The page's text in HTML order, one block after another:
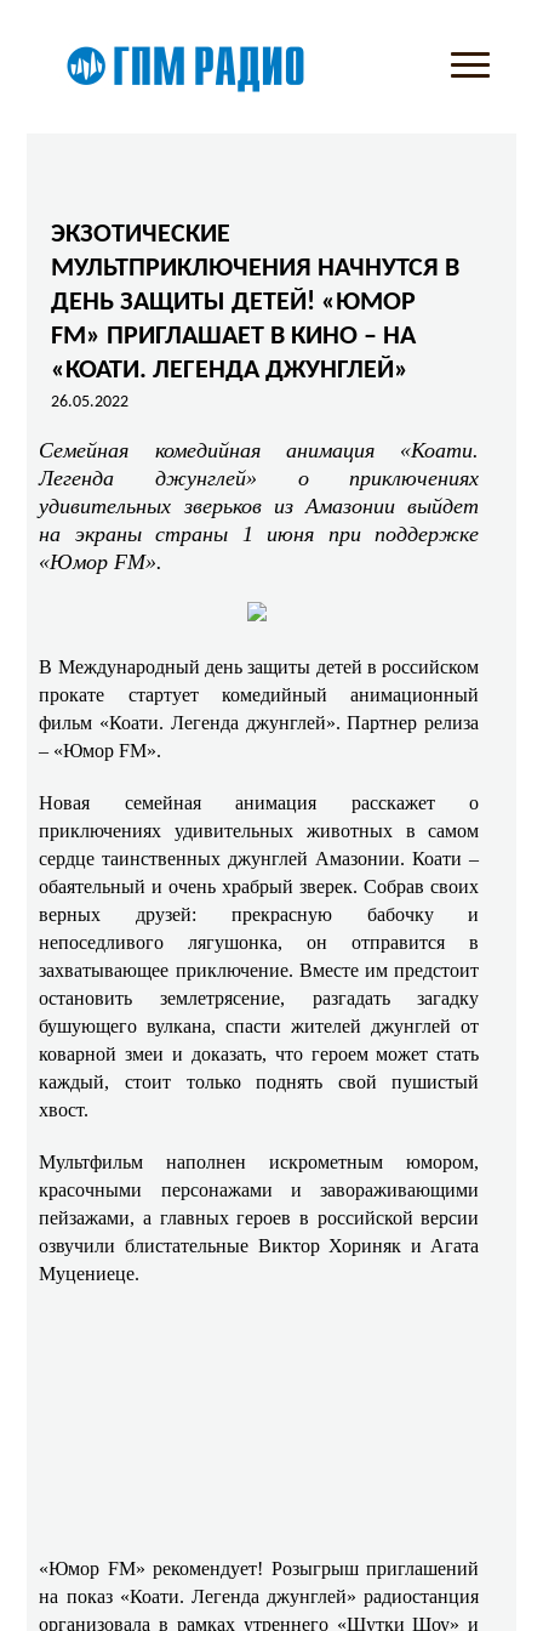
ЭКЗОТИЧЕСКИЕ
МУЛЬТПРИКЛЮЧЕНИЯ НАЧНУТСЯ В
ДЕНЬ ЗАЩИТЫ ДЕТЕЙ! «ЮМОР
FM» ПРИГЛАШАЕТ В КИНО – НА
«КОАТИ. ЛЕГЕНДА ДЖУНГЛЕЙ»
26.05.2022
Семейная комедийная анимация «Коати.
Легенда джунглей» о приключениях
удивительных зверьков из Амазонии выйдет
на экраны страны 1 июня при поддержке
«Юмор FM».
В Международный день защиты детей в российском
прокате стартует комедийный анимационный
фильм «Коати. Легенда джунглей». Партнер релиза
– «Юмор FM».
Новая семейная анимация расскажет о
приключениях удивительных животных в самом
сердце таинственных джунглей Амазонии. Коати –
обаятельный и очень храбрый зверек. Собрав своих
верных друзей: прекрасную бабочку и
непоседливого лягушонка, он отправится в
захватывающее приключение. Вместе им предстоит
остановить землетрясение, разгадать загадку
бушующего вулкана, спасти жителей джунглей от
коварной змеи и доказать, что героем может стать
каждый, стоит только поднять свой пушистый
хвост.
Мультфильм наполнен искрометным юмором,
красочными персонажами и завораживающими
пейзажами, а главных героев в российской версии
озвучили блистательные Виктор Хориняк и Агата
Муцениеце.
«Юмор FM» рекомендует! Розыгрыш приглашений
на показ «Коати. Легенда джунглей» радиостанция
организовала в рамках утреннего «Шутки Шоу» и